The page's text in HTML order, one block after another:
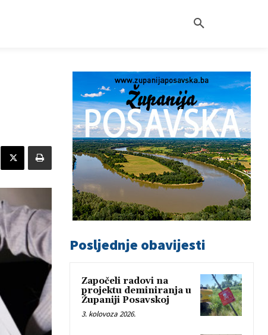
Posljednje obavijesti
Započeli radovi na
projektu deminiranja u
Županiji Posavskoj
3. kolovoza 2026.